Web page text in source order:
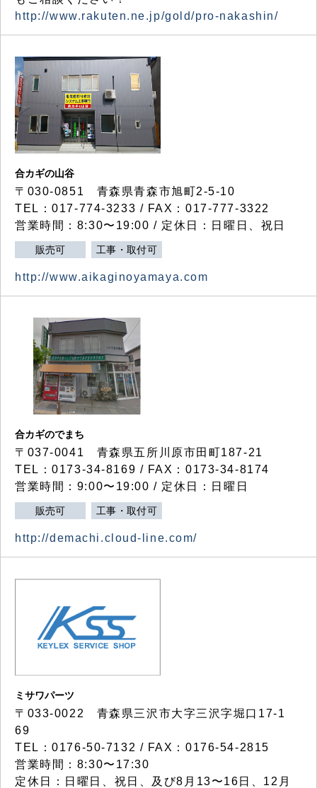
http://www.rakuten.ne.jp/gold/pro-nakashin/
合カギの山谷
〒030-0851 青森県青森市旭町2-5-10
TEL：017-774-3233 / FAX：017-777-3322
営業時間：8:30〜19:00 / 定休日：日曜日、祝日
販売可 工事・取付可
http://www.aikaginoyamaya.com
合カギのでまち
〒037-0041 青森県五所川原市田町187-21
TEL：0173-34-8169 / FAX：0173-34-8174
営業時間：9:00〜19:00 / 定休日：日曜日
販売可 工事・取付可
http://demachi.cloud-line.com/
ミサワパーツ
〒033-0022 青森県三沢市大字三沢字堀口17-1
69
TEL：0176-50-7132 / FAX：0176-54-2815
営業時間：8:30〜17:30
定休日：日曜日、祝日、及び8月13〜16日、12月